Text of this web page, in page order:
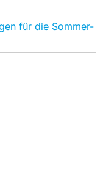
für die Sommer-